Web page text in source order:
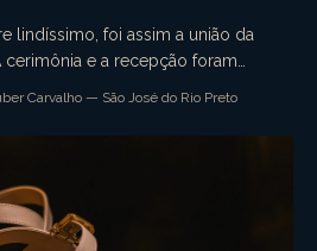
lindíssimo, foi assim a união da
cerimônia e a recepção foram
Carvalho — São José do Rio Preto